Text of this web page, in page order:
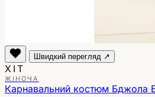
Швидкий перегляд ↗
ХІТ
ЖІНОЧА
Карнавальний костюм Бджола